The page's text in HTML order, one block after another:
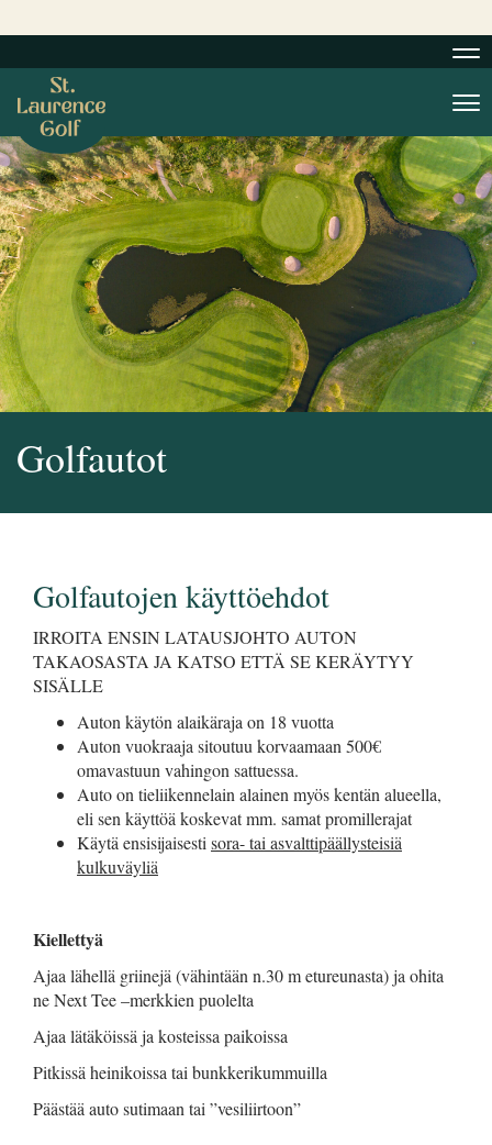
Golfautot
Golfautojen käyttöehdot
IRROITA ENSIN LATAUSJOHTO AUTON
TAKAOSASTA JA KATSO ETTÄ SE KERÄYTYY
SISÄLLE
Auton käytön alaikäraja on 18 vuotta
Auton vuokraaja sitoutuu korvaamaan 500€
omavastuun vahingon sattuessa.
Auto on tieliikennelain alainen myös kentän alueella,
eli sen käyttöä koskevat mm. samat promillerajat
Käytä ensisijaisestisora- tai asvalttipäällysteisiä
kulkuväyliä
Kiellettyä
Ajaa lähellä griinejä (vähintään n.30 m etureunasta) ja ohita
ne Next Tee –merkkien puolelta
Ajaa lätäköissä ja kosteissa paikoissa
Pitkissä heinikoissa tai bunkkerikummuilla
Päästää auto sutimaan tai ”vesiliirtoon”